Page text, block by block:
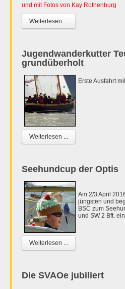
und mit Fotos von Kay Rothenburg
Weiterlesen ...
Jugendwanderkutter
grundüberholt
Erste Ausfahrt
Weiterlesen ...
Seehundcup der Optis
Am 2/3 April
jüngsten und
BSC zum
und SW 2 Bft. ein.
Weiterlesen ...
Die SVAOe jubiliert